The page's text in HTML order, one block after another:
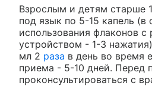
Взрослым и детям старше
под язык по 5-15 капель (в
использования флаконов
устройством - 1-3
мл 2 раза в день во время
приема - 5-10 дней. Перед
проконсультироваться с